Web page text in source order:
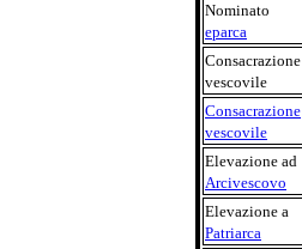
Nominato
eparca
Consacrazione
vescovile
Consacrazione
vescovile
Elevazione ad
Arcivescovo
Elevazione a
Patriarca